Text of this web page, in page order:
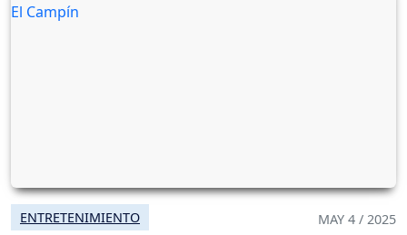
ENTRETENIMIENTO MAY 4 / 2025